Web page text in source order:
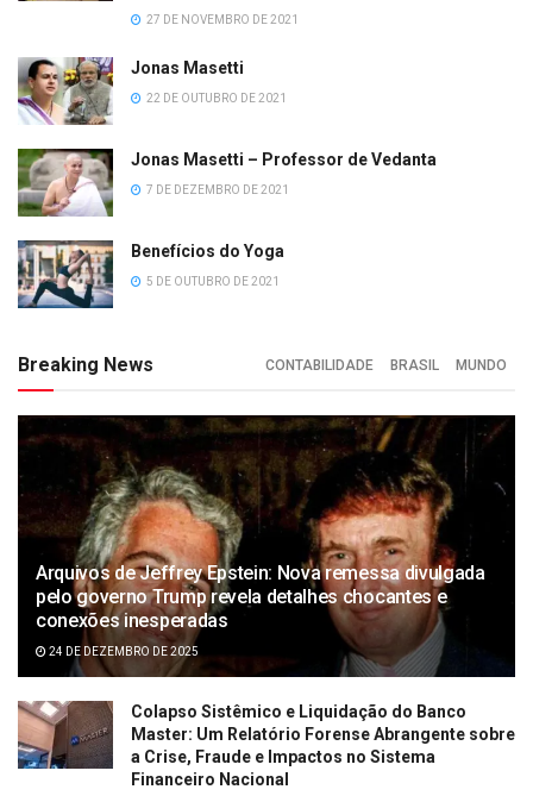
27 DE NOVEMBRO DE 2021
Jonas Masetti
22 DE OUTUBRO DE 2021
Jonas Masetti – Professor de Vedanta
7 DE DEZEMBRO DE 2021
Benefícios do Yoga
5 DE OUTUBRO DE 2021
Breaking News CONTABILIDADE BRASIL MUNDO
Arquivos de Jeffrey Epstein: Nova remessa divulgada
pelo governo Trump revela detalhes chocantes e
conexões inesperadas
24 DE DEZEMBRO DE 2025
Colapso Sistêmico e Liquidação do Banco
Master: Um Relatório Forense Abrangente sobre
a Crise, Fraude e Impactos no Sistema
Financeiro Nacional